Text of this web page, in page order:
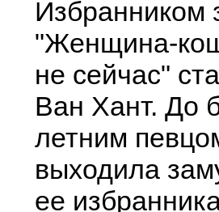
Избранником
"Женщина-
не сейчас"
Ван Хант. До
летним
выходила
ее